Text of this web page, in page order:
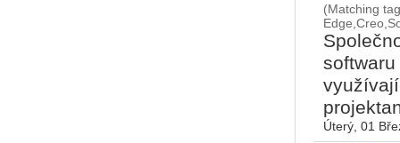
(Matching
Úterý, 01